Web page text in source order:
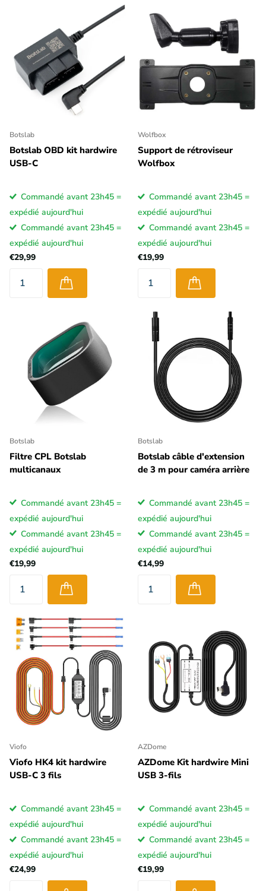
Botslab
Botslab OBD kit hardwire
USB-C
Commandé avant 23h45 =
expédié aujourd'hui
Commandé avant 23h45 =
expédié aujourd'hui
€29,99
Wolfbox
Support de rétroviseur
Wolfbox
Commandé avant 23h45 =
expédié aujourd'hui
Commandé avant 23h45 =
expédié aujourd'hui
€19,99
Botslab
Filtre CPL Botslab
multicanaux
Commandé avant 23h45 =
expédié aujourd'hui
Commandé avant 23h45 =
expédié aujourd'hui
€19,99
Botslab
Botslab câble d'extension
de 3 m pour caméra arrière
Commandé avant 23h45 =
expédié aujourd'hui
Commandé avant 23h45 =
expédié aujourd'hui
€14,99
Viofo
Viofo HK4 kit hardwire
USB-C 3 fils
Commandé avant 23h45 =
expédié aujourd'hui
Commandé avant 23h45 =
expédié aujourd'hui
€24,99
AZDome
AZDome Kit hardwire Mini
USB 3-fils
Commandé avant 23h45 =
expédié aujourd'hui
Commandé avant 23h45 =
expédié aujourd'hui
€19,99